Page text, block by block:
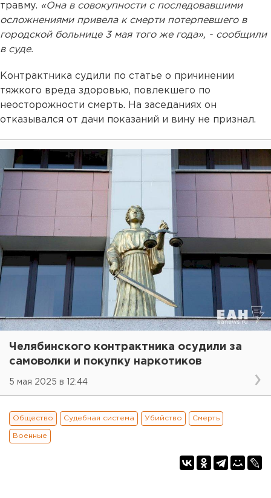
травму. «Она в совокупности с последовавшими
осложнениями привела к смерти потерпевшего в
городской больнице 3 мая того же года», - сообщили
в суде.
Контрактника судили по статье о причинении
тяжкого вреда здоровью, повлекшего по
неосторожности смерть. На заседаниях он
отказывался от дачи показаний и вину не признал.
Челябинского контрактника осудили за
самоволки и покупку наркотиков
5 мая 2025 в 12:44
Общество Судебная система Убийство Смерть
Военные